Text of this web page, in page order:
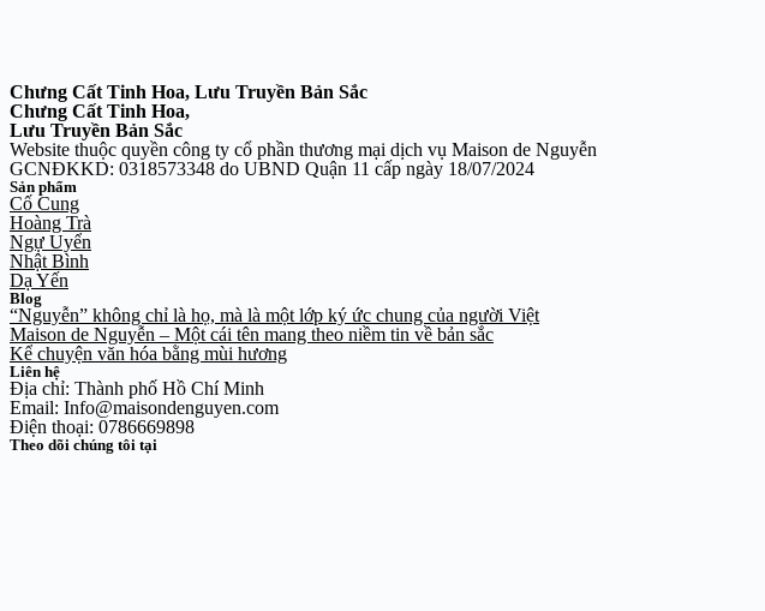
Chưng Cất Tinh Hoa, Lưu Truyền Bản Sắc
Chưng Cất Tinh Hoa,
Lưu Truyền Bản Sắc
Website thuộc quyền công ty cổ phần thương mại dịch vụ Maison de Nguyễn
GCNĐKKD: 0318573348 do UBND Quận 11 cấp ngày 18/07/2024
Sản phẩm
Cố Cung
Hoàng Trà
Ngự Uyển
Nhật Bình
Dạ Yến
Blog
“Nguyễn” không chỉ là họ, mà là một lớp ký ức chung của người Việt
Maison de Nguyễn – Một cái tên mang theo niềm tin về bản sắc
Kể chuyện văn hóa bằng mùi hương
Liên hệ
Địa chỉ: Thành phố Hồ Chí Minh
Email: Info@maisondenguyen.com
Điện thoại: 0786669898
Theo dõi chúng tôi tại